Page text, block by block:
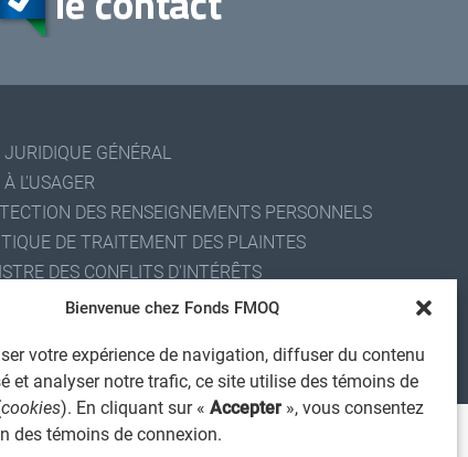
Bienvenue chez Fonds FMOQ
votre expérience de navigation, diffuser du contenu
et analyser notre trafic, ce site utilise des témoins de
cookies). En cliquant sur « Accepter », vous consentez
des témoins de connexion.
GÉNÉRAL
L'USAGER
DES RENSEIGNEMENTS PERSONNELS
DE TRAITEMENT DES PLAINTES
DES CONFLITS D'INTÉRÊTS
UTILES
Société de services financiers Fonds FMOQ inc.
réservés.